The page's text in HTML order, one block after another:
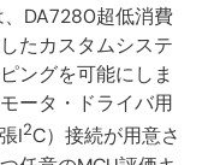
DA7280超低消費
たカスタムシステ
ングを可能にしま
ータ・ドライバ用
I2C）接続が用意さ